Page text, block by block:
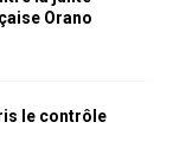
Orano
le contrôle